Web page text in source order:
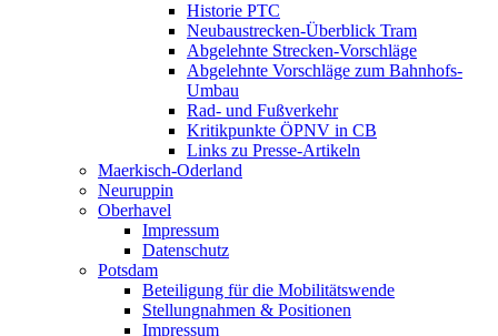
Historie PTC
Neubaustrecken-Überblick Tram
Abgelehnte Strecken-Vorschläge
Abgelehnte Vorschläge zum Bahnhofs-
Umbau
Rad- und Fußverkehr
Kritikpunkte ÖPNV in CB
Links zu Presse-Artikeln
Maerkisch-Oderland
Neuruppin
Oberhavel
Impressum
Datenschutz
Potsdam
Beteiligung für die Mobilitätswende
Stellungnahmen & Positionen
Impressum